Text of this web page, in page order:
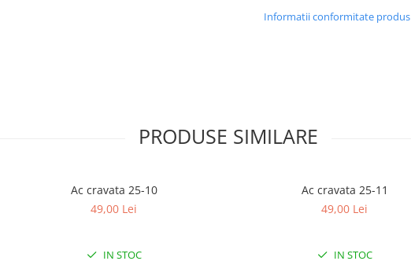
Informatii conformitate produs
PRODUSE SIMILARE
Ac cravata 25-10
49,00 Lei
IN STOC
Ac cravata 25-11
49,00 Lei
IN STOC